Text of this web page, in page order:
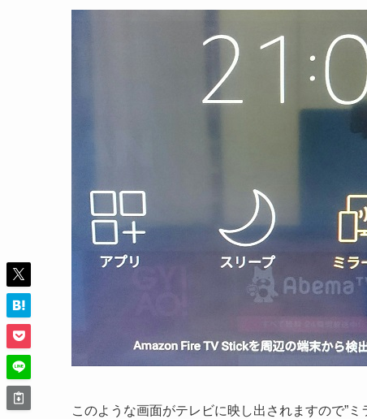
このような画面がテレビに映し出されますので”ミ